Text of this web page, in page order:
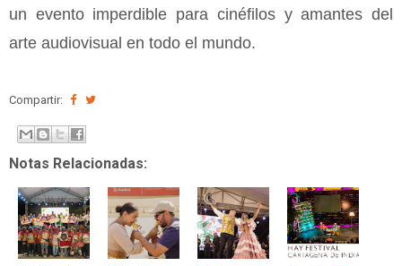
un evento imperdible para cinéfilos y amantes del
arte audiovisual en todo el mundo.
Compartir:
Notas Relacionadas: